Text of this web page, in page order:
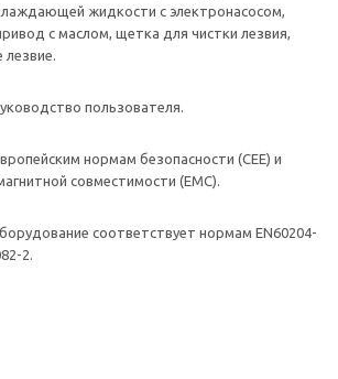
жидкости с электронасосом,
с маслом, щетка для чистки лезвия,
лезвие.
пользователя.
нормам безопасности (CEE) и
совместимости (EMC).
соответствует нормам EN60204-
2.